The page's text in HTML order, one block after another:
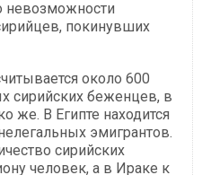
невозможности
покинувших
около 600
сирийских беженцев, в
же. В Египте находится
эмигрантов.
сирийских
человек, а в Ираке к